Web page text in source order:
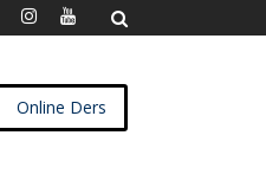
Online Ders